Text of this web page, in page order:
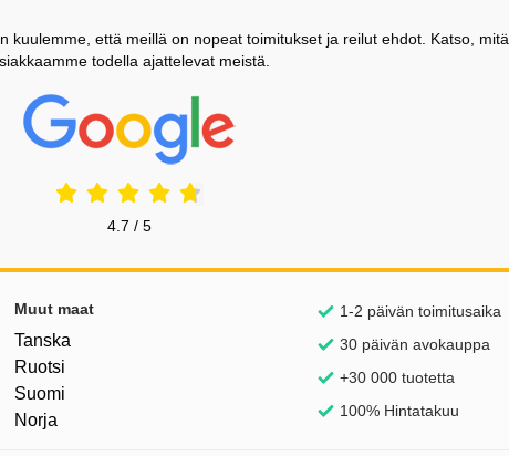
kuulemme, että meillä on nopeat toimitukset ja reilut ehdot. Katso, mitä
todella ajattelevat meistä.
Prisjakt Arvostelu: 4.7 Tähdet
4.7 / 5
Muut maat
Tanska
Ruotsi
Suomi
Norja
1-2 päivän toimitusaika
30 päivän avokauppa
+30 000 tuotetta
100% Hintatakuu